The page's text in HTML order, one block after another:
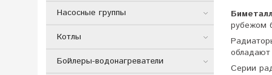
рубежом
Серии
Насосные группы
Котлы
Бойлеры-водонагреватели